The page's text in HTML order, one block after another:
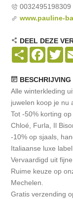
0032495198309
www.pauline-
DEEL DEZE
Share
BESCHRIJVING
Alle winterkleding
juwelen koop je nu
Tot -50% korting
Chloé, Furla, Il
-10% op sjaals,
Italiaanse luxe
Vervaardigd uit
Ruime keuze op
Mechelen.
Gratis verzending